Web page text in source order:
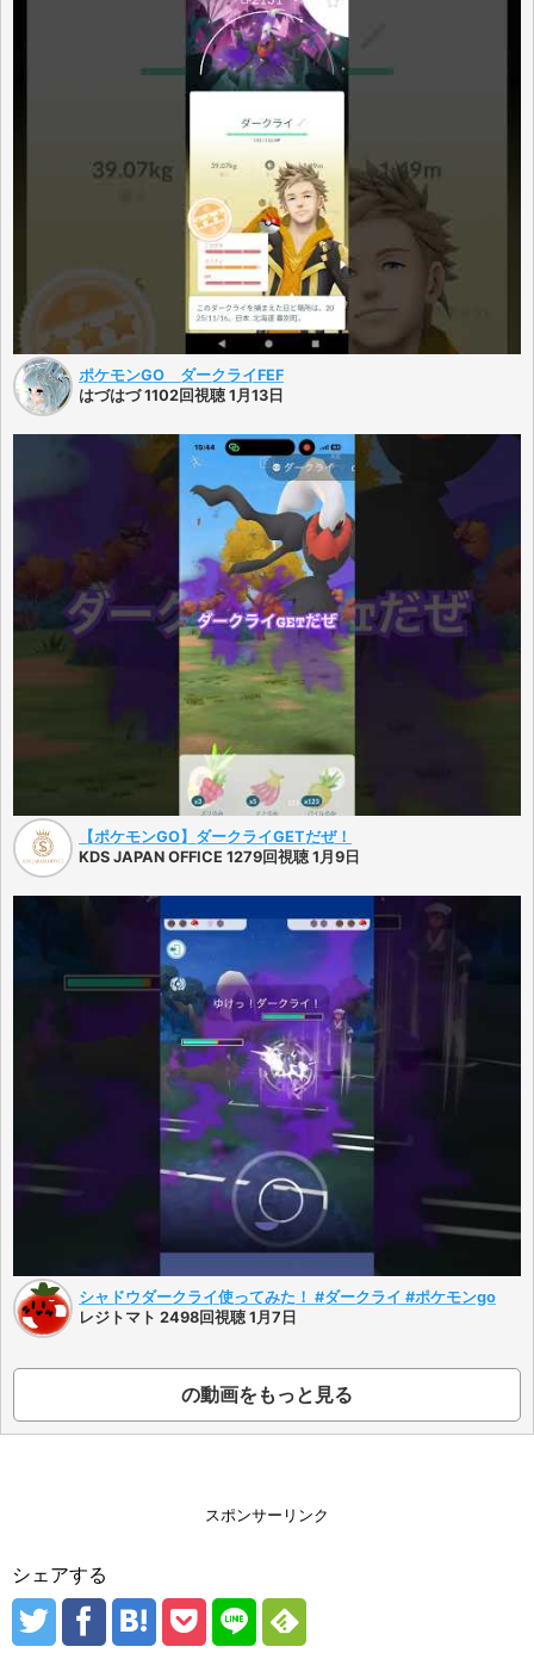
ポケモンGO ダークライFEF
はづはづ 1102回視聴 1月13日
【ポケモンGO】ダークライGETだぜ！
KDS JAPAN OFFICE 1279回視聴 1月9日
シャドウダークライ使ってみた！ #ダークライ #ポケモンgo
レジトマト 2498回視聴 1月7日
の動画をもっと見る
スポンサーリンク
シェアする